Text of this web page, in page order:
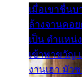
เมื่อเขาชื่น
ล้างจานคอ
เป็น ตำแหน่
เข้าพาขวัญ
งานเฮา มัว